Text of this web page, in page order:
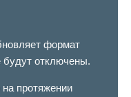
формат
будут отключены.
протяжении